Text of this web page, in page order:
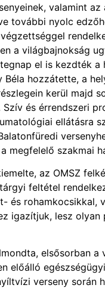
valamint
további nyolc
a világbajnokság
el is kezdték a
hozzátette, a
kerül majd
és érrendszeri
ellátásra
megfelelő szakmai
az OMSZ
feltétel
és rohamkocsikkal,
igazítjuk, lesz olyan
elsősorban a
előálló
verseny során